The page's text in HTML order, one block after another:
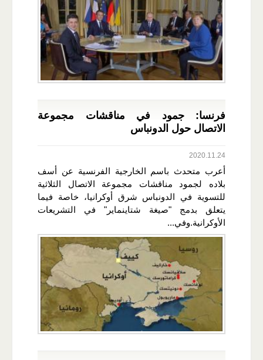
فرنسا: جمود في مناقشات مجموعة
الاتصال حول الدونباس
2020.11.24
أعرب متحدث باسم الخارجية الفرنسية عن أسف
بلاده لجمود مناقشات مجموعة الاتصال الثلاثية
للتسوية في الدونباس شرق أوكرانيا، خاصة فيما
يتعلق بدمج "صيغة شتاينماير" في التشريعات
الأوكرانية.وفي...